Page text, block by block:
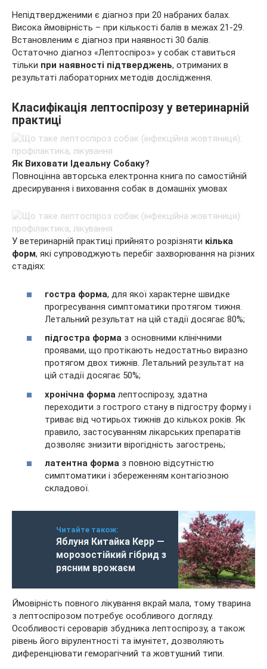
Непідтвердженими є діагноз при 20 набраних балах.
Висока ймовірність – при кількості балів в межах 21-29.
Встановленим є діагноз при наявності 30 балів.
Остаточно діагноз «Лептоспіроз» у собак ставиться
тільки при наявності підтверджень, отриманих в
результаті лабораторних методів дослідження.
Класифікація лептоспірозу у ветеринарній
практиці
Як Виховати Ідеальну Собаку?
Повноцінна авторська електронна книга по самостійній
дресирування і виховання собак в домашніх умовах
У ветеринарній практиці прийнято розрізняти кілька
форм, які супроводжують перебіг захворювання на різних
стадіях:
гостра форма, для якої характерне швидке
прогресування симптоматики протягом тижня.
Летальний результат на цій стадії досягає 80%;
підгостра форма з основними клінічними
проявами, що протікають недостатньо виразно
протягом двох тижнів. Летальний результат на
цій стадії досягає 50%;
хронічна форма лептоспірозу, здатна
переходити з гострого стану в підгостру форму і
триває від чотирьох тижнів до кількох років. Як
правило, застосуванням лікарських препаратів
дозволяє знизити вірогідність загострень;
латентна форма з повною відсутністю
симптоматики і збереженням контагіозною
складової.
Читайте також:
Яблуня Китайка Керр —
морозостійкий гібрид з
рясним врожаєм
Ймовірність повного лікування вкрай мала, тому тварина
з лептоспірозом потребує особливого догляду.
Особливості сероварів збудника лептоспірозу, а також
рівень його вірулентності та імунітет, дозволяють
диференціювати геморагічний та жовтушний типи.